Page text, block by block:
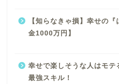
【知らなきゃ損】幸せの
金1000万円】
幸せで楽しそうな人はモテ
最強スキル！